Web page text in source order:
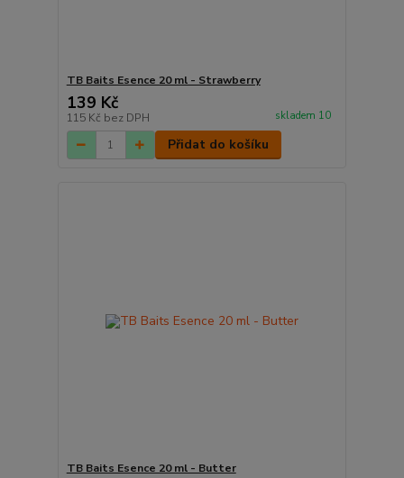
TB Baits Esence 20 ml - Strawberry
139 Kč
115 Kč bez DPH skladem 10
Přidat do košíku
TB Baits Esence 20 ml - Butter